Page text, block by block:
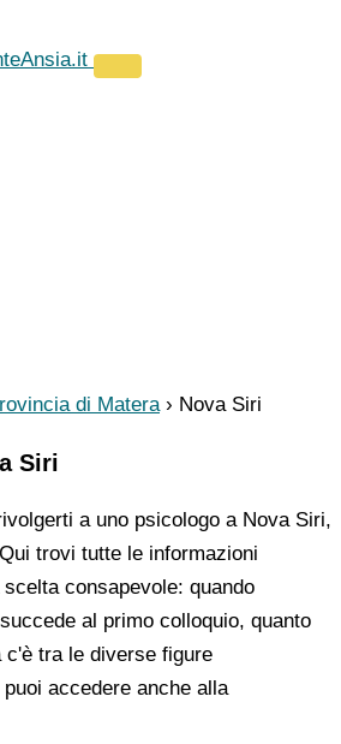
di Matera › Nova Siri
Siri
a uno psicologo a Nova Siri,
trovi tutte le informazioni
consapevole: quando
al primo colloquio, quanto
tra le diverse figure
accedere anche alla